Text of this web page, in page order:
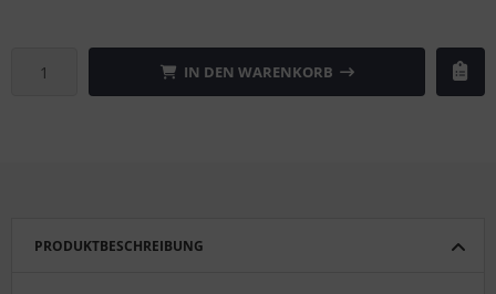
IN DEN WARENKORB
PRODUKTBESCHREIBUNG